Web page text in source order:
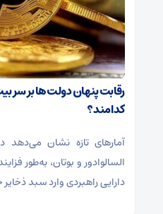
کدامند؟
آمارهای تازه نشان می‌دهد
السالوادور و بوتان، به‌طور
دارایی راهبردی وارد سبد ذخایر